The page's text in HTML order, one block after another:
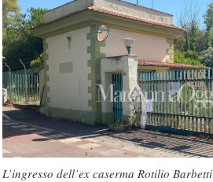
L’ingresso dell’ex caserma Rotilio Barbetti